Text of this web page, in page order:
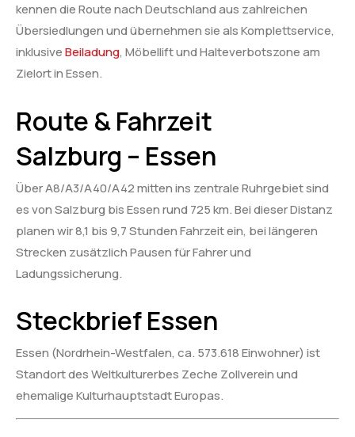
kennen die Route nach Deutschland aus zahlreichen
Übersiedlungen und übernehmen sie als Komplettservice,
inklusiveBeiladung, Möbellift und Halteverbotszone am
Zielort in Essen.
Route & Fahrzeit
Salzburg – Essen
Über A8/A3/A40/A42 mitten ins zentrale Ruhrgebiet sind
es von Salzburg bis Essen rund 725 km. Bei dieser Distanz
planen wir 8,1 bis 9,7 Stunden Fahrzeit ein, bei längeren
Strecken zusätzlich Pausen für Fahrer und
Ladungssicherung.
Steckbrief Essen
Essen (Nordrhein-Westfalen, ca. 573.618 Einwohner) ist
Standort des Weltkulturerbes Zeche Zollverein und
ehemalige Kulturhauptstadt Europas.